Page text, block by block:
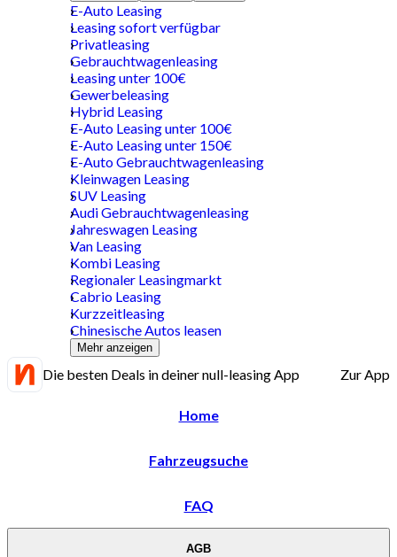
E-Auto Leasing
Leasing sofort verfügbar
Privatleasing
Gebrauchtwagenleasing
Leasing unter 100€
Gewerbeleasing
Hybrid Leasing
E-Auto Leasing unter 100€
E-Auto Leasing unter 150€
E-Auto Gebrauchtwagenleasing
Kleinwagen Leasing
SUV Leasing
Audi Gebrauchtwagenleasing
Jahreswagen Leasing
Van Leasing
Kombi Leasing
Regionaler Leasingmarkt
Cabrio Leasing
Kurzzeitleasing
Chinesische Autos leasen
Mehr anzeigen
Die besten Deals in deiner null-leasing App Zur App
Home
Fahrzeugsuche
FAQ
AGB